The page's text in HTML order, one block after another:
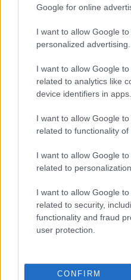
Google for online
I want to allow Google
personalized advertising.
I want to allow Google
related to analytics like
device identifiers in apps.
I want to allow Google
related to functionality of
I want to allow Google
related to personalization.
I want to allow Google
related to security,
functionality and fraud
user protection.
CONFIRM
Amszterdam -
2012. március 16.
Kijöttünk Amszterdamba
bejelentkezésként egy
megvágott videó, később
halar•2012. március 08.